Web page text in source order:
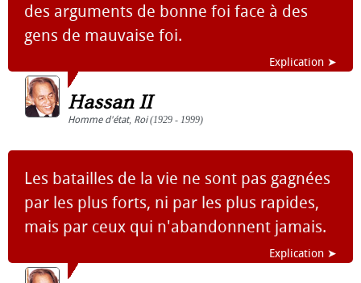
des arguments de bonne foi face à des
gens de mauvaise foi.
Explication ➤
Hassan II
Homme d'état, Roi(1929 - 1999)
Les batailles de la vie ne sont pas gagnées
par les plus forts, ni par les plus rapides,
mais par ceux qui n'abandonnent jamais.
Explication ➤